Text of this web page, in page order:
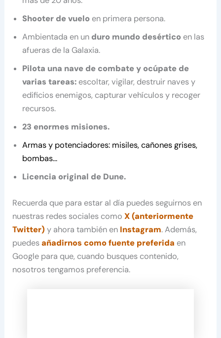
Shooter de vuelo en primera persona.
Ambientada en un duro mundo desértico en las
afueras de la Galaxia.
Pilota una nave de combate y ocúpate de
varias tareas: escoltar, vigilar, destruir naves y
edificios enemigos, capturar vehículos y recoger
recursos.
23 enormes misiones.
Armas y potenciadores: misiles, cañones grises,
bombas…
Licencia original de Dune.
Recuerda que para estar al día puedes seguirnos en
nuestras redes sociales comoX (anteriormente
Twitter) y ahora también en Instagram. Además,
puedesañadirnos como fuente preferida en
Google para que, cuando busques contenido,
nosotros tengamos preferencia.